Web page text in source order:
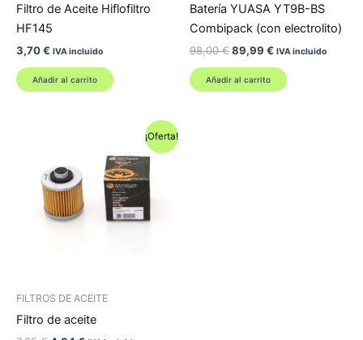
Filtro de Aceite Hiflofiltro
HF145
3,70€ IVA incluido
Añadir al carrito
Batería YUASA YT9B-BS
Combipack (con electrolito)
98,00€El
original
era:
89,99 € El
actual
es:
IVA incluido
Añadir al carrito
¡Oferta!
FILTROS DE ACEITE
Filtro de aceite